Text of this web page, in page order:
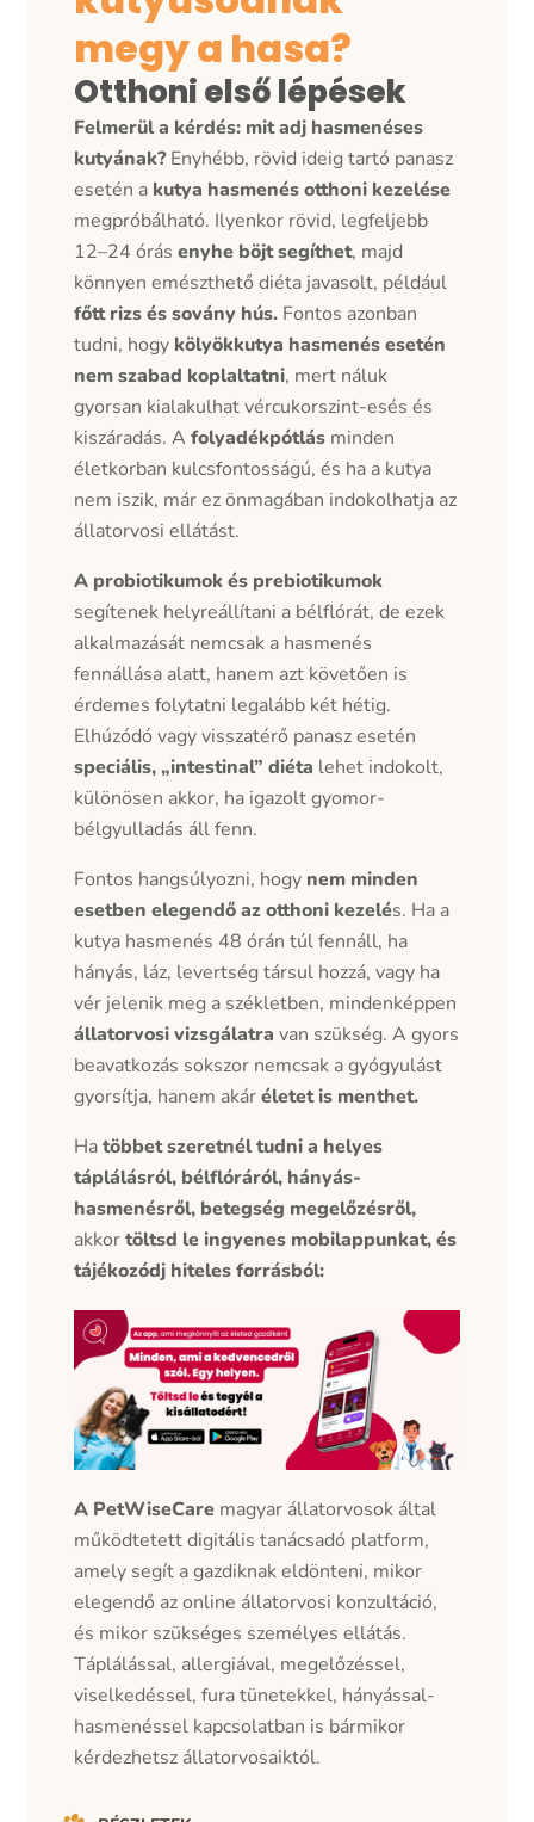
megy a hasa?
Otthoni első lépések
Felmerül a kérdés: mit adj hasmenéses
kutyának?Enyhébb, rövid ideig tartó panasz
esetén a kutya hasmenés otthoni kezelése
megpróbálható. Ilyenkor rövid, legfeljebb
12–24 órásenyhe böjt segíthet, majd
könnyen emészthető diéta javasolt, például
főtt rizs és sovány hús. Fontos azonban
tudni, hogy kölyökkutya hasmenés esetén
nem szabad koplaltatni, mert náluk
gyorsan kialakulhat vércukorszint-esés és
kiszáradás. Afolyadékpótlás minden
életkorban kulcsfontosságú, és ha a kutya
nem iszik, már ez önmagában indokolhatja az
állatorvosi ellátást.
A probiotikumok és prebiotikumok
segítenek helyreállítani a bélflórát, de ezek
alkalmazását nemcsak a hasmenés
fennállása alatt, hanem azt követően is
érdemes folytatni legalább két hétig.
Elhúzódó vagy visszatérő panasz esetén
speciális, „intestinal” diéta lehet indokolt,
különösen akkor, ha igazolt gyomor-
bélgyulladás áll fenn.
Fontos hangsúlyozni, hogy nem minden
esetben elegendő az otthoni kezelés. Ha a
kutya hasmenés 48 órán túl fennáll, ha
hányás, láz, levertség társul hozzá, vagy ha
vér jelenik meg a székletben, mindenképpen
állatorvosi vizsgálatra van szükség. A gyors
beavatkozás sokszor nemcsak a gyógyulást
gyorsítja, hanem akáréletet is menthet.
Hatöbbet szeretnél tudni a helyes
táplálásról, bélflóráról, hányás-
hasmenésről, betegség megelőzésről,
akkortöltsd le ingyenes mobilappunkat, és
tájékozódj hiteles forrásból:
A PetWiseCare magyar állatorvosok által
működtetett digitális tanácsadó platform,
amely segít a gazdiknak eldönteni, mikor
elegendő az online állatorvosi konzultáció,
és mikor szükséges személyes ellátás.
Táplálással, allergiával, megelőzéssel,
viselkedéssel, fura tünetekkel, hányással-
hasmenéssel kapcsolatban is bármikor
kérdezhetsz állatorvosaiktól.